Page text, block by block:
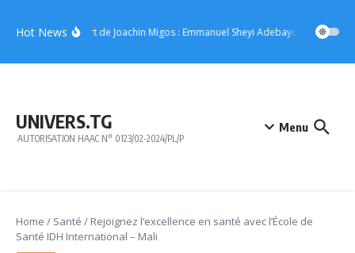
Hot NewsConcert de Joachin Migos : Emmanuel Sheyi Adebayor offre 10
UNIVERS.TG
AUTORISATION HAAC N° 0123/02-2024/PL/P
Menu
Home / Santé / Rejoignez l’excellence en santé avec l’École de
Santé IDH International – Mali